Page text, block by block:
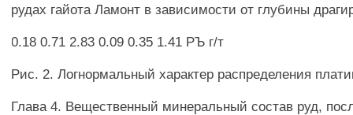
рудах гайота Ламонт в зависимости от глубины
0.18 0.71 2.83 0.09 0.35 1.41 РЪ г/т
Рис. 2. Логнормальный характер распределения
Глава 4. Вещественный минеральный состав руд,